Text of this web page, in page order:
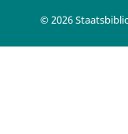
© 2026